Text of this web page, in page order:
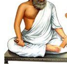
பி.லிட் மற்றும்
சங்கங்களுடன்
💻 மாணவர்கள்